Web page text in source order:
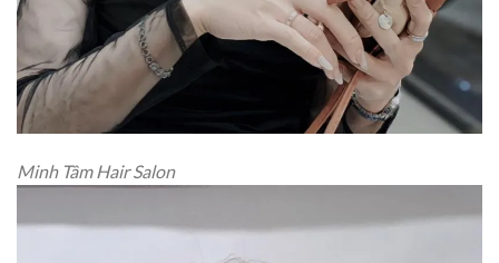
Minh Tâm Hair Salon